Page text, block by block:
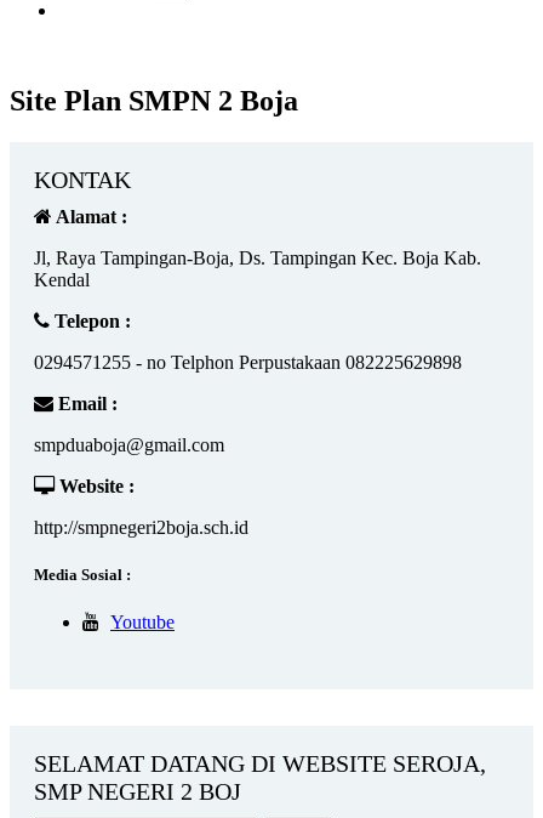
Site Plan SMPN 2 Boja
KONTAK
Alamat :
Jl, Raya Tampingan-Boja, Ds. Tampingan Kec. Boja Kab.
Kendal
Telepon :
0294571255 - no Telphon Perpustakaan 082225629898
Email :
smpduaboja@gmail.com
Website :
http://smpnegeri2boja.sch.id
Media Sosial :
Youtube
SELAMAT DATANG DI WEBSITE SEROJA,
SMP NEGERI 2 BOJ